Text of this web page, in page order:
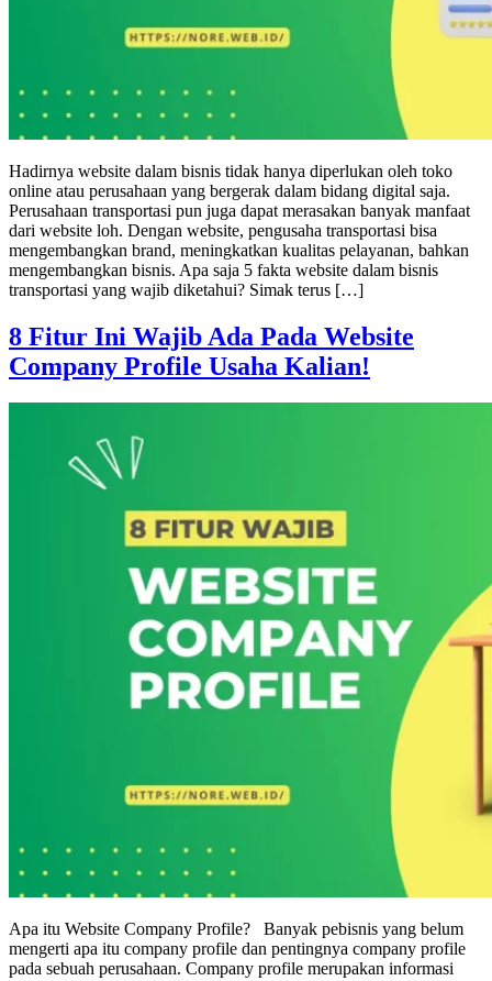
Hadirnya website dalam bisnis tidak hanya diperlukan oleh toko
online atau perusahaan yang bergerak dalam bidang digital saja.
Perusahaan transportasi pun juga dapat merasakan banyak manfaat
dari website loh. Dengan website, pengusaha transportasi bisa
mengembangkan brand, meningkatkan kualitas pelayanan, bahkan
mengembangkan bisnis. Apa saja 5 fakta website dalam bisnis
transportasi yang wajib diketahui? Simak terus […]
8 Fitur Ini Wajib Ada Pada Website
Company Profile Usaha Kalian!
Apa itu Website Company Profile? Banyak pebisnis yang belum
mengerti apa itu company profile dan pentingnya company profile
pada sebuah perusahaan. Company profile merupakan informasi